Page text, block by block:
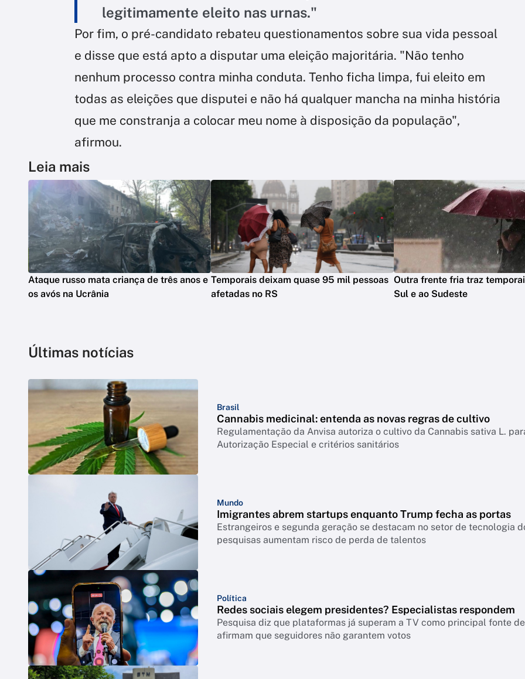
legitimamente eleito nas urnas."
Por fim, o pré-candidato rebateu questionamentos sobre sua vida pessoal
e disse que está apto a disputar uma eleição majoritária. "Não tenho
nenhum processo contra minha conduta. Tenho ficha limpa, fui eleito em
todas as eleições que disputei e não há qualquer mancha na minha história
que me constranja a colocar meu nome à disposição da população",
afirmou.
Leia mais
Ataque russo mata criança de três anos e
os avós na Ucrânia
Temporais deixam quase 95 mil pessoas
afetadas no RS
Outra frente fria traz
Sul e ao Sudeste
Últimas notícias
Brasil
Cannabis medicinal: entenda as novas regras de cultivo
Regulamentação da Anvisa autoriza o cultivo da Cannabis sativa L.
Autorização Especial e critérios sanitários
Mundo
Imigrantes abrem startups enquanto Trump fecha as portas
Estrangeiros e segunda geração se destacam no setor de tecnologia
pesquisas aumentam risco de perda de talentos
Política
Redes sociais elegem presidentes? Especialistas respondem
Pesquisa diz que plataformas já superam a TV como principal fonte
afirmam que seguidores não garantem votos